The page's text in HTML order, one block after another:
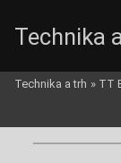
Technika
Technika a trh » TT